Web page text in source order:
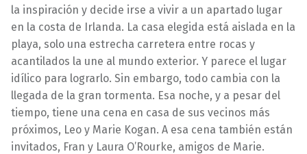
la inspiración y decide irse a vivir a un apartado lugar
en la costa de Irlanda. La casa elegida está aislada en la
playa, solo una estrecha carretera entre rocas y
acantilados la une al mundo exterior. Y parece el lugar
idílico para lograrlo. Sin embargo, todo cambia con la
llegada de la gran tormenta. Esa noche, y a pesar del
tiempo, tiene una cena en casa de sus vecinos más
próximos, Leo y Marie Kogan. A esa cena también están
invitados, Fran y Laura O’Rourke, amigos de Marie.